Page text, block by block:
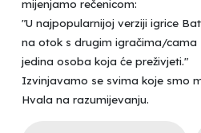
mijenjamo rečenicom:
"U najpopularnijoj verziji igrice
na otok s drugim igračima/cama
jedina osoba koja će preživjeti."
Izvinjavamo se svima koje smo
Hvala na razumijevanju.